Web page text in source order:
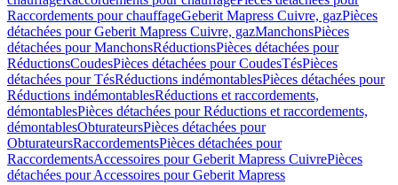
Raccordements pour chauffageGeberit Mapress Cuivre, gazPièces
détachées pour Geberit Mapress Cuivre, gazManchonsPièces
détachées pour ManchonsRéductionsPièces détachées pour
RéductionsCoudesPièces détachées pour CoudesTésPièces
détachées pour TésRéductions indémontablesPièces détachées pour
Réductions indémontablesRéductions et raccordements,
démontablesPièces détachées pour Réductions et raccordements,
démontablesObturateursPièces détachées pour
ObturateursRaccordementsPièces détachées pour
RaccordementsAccessoires pour Geberit Mapress CuivrePièces
détachées pour Accessoires pour Geberit Mapress